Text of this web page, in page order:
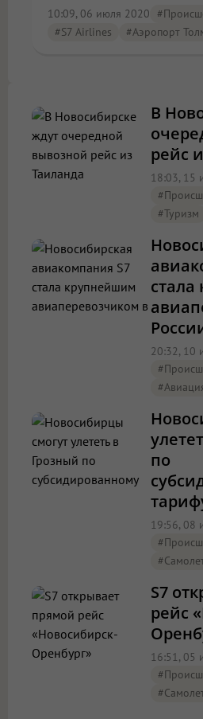
10:09, 06 июля 2020
#S7 Airlines
#аэропорт
В
рейс
18:03, 15
#туризм
20:32, 10
по
19:56, 08
S7
рейс
16:51, 05